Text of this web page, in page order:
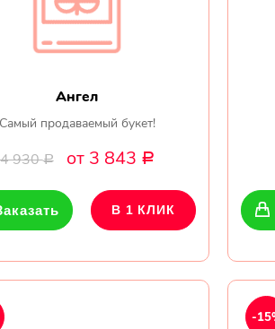
Ангел
Самый продаваемый букет!
4 930Р от 3 843 Р
В 1 КЛИК
-